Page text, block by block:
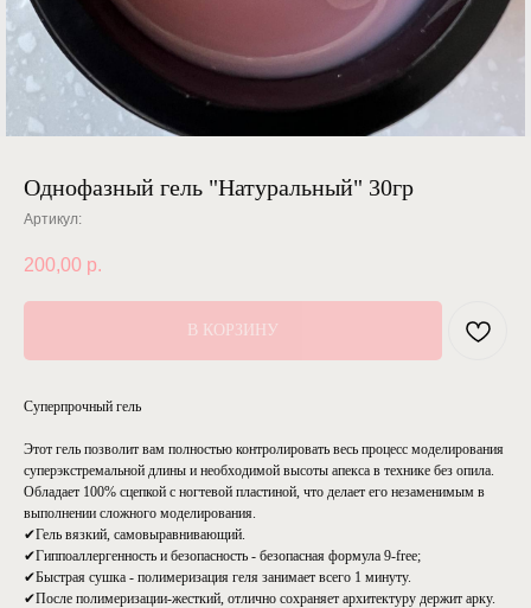
Однофазный гель "Натуральный" 30гр
Артикул:
200,00 р.
В КОРЗИНУ
Cуперпрочный гель
Этот гель позволит вам полностью контролировать весь процесс моделирования
суперэкстремальной длины и необходимой высоты апекса в технике без опила.
Обладает 100% сцепкой с ногтевой пластиной, что делает его незаменимым в
выполнении сложного моделирования.
✔Гель вязкий, самовыравнивающий.
✔Гиппоаллергенность и безопасность - безопасная формула 9-free;
✔Быстрая сушка - полимеризация геля занимает всего 1 минуту.
✔После полимеризации-жесткий, отлично сохраняет архитектуру держит арку.